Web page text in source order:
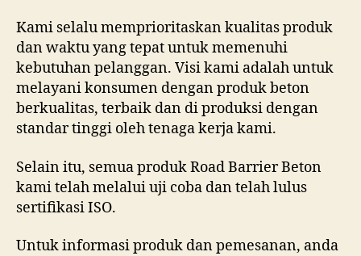
Kami selalu memprioritaskan kualitas produk
dan waktu yang tepat untuk memenuhi
kebutuhan pelanggan. Visi kami adalah untuk
melayani konsumen dengan produk beton
berkualitas, terbaik dan di produksi dengan
standar tinggi oleh tenaga kerja kami.
Selain itu, semua produk Road Barrier Beton
kami telah melalui uji coba dan telah lulus
sertifikasi ISO.
Untuk informasi produk dan pemesanan, anda